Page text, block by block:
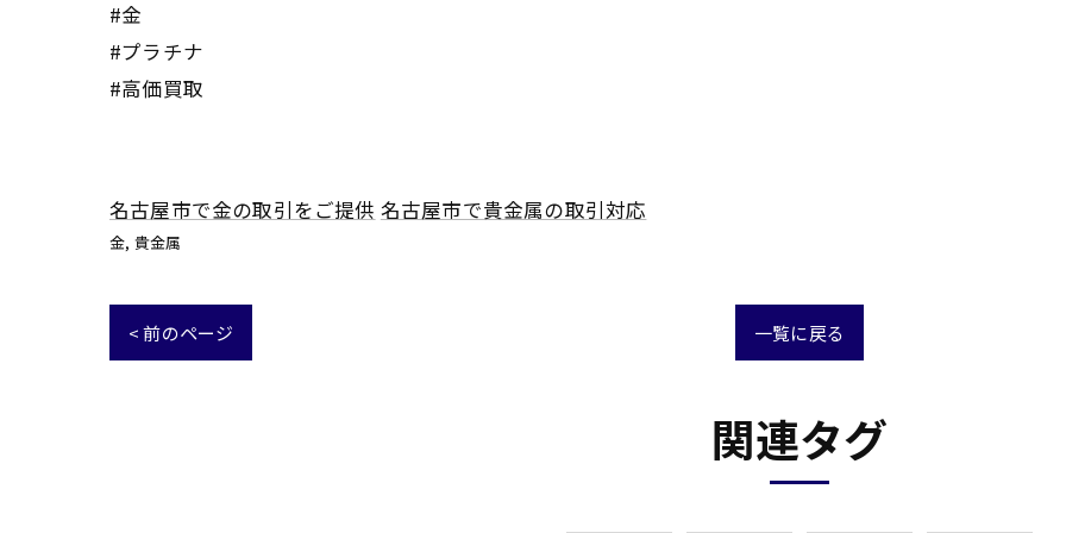
#金
#プラチナ
#高価買取
名古屋市で金の取引をご提供 名古屋市で貴金属の取引対応
金 貴金属
< 前のページ 一覧に戻る
関連タグ